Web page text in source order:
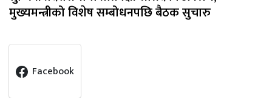
मुख्यमन्त्रीको विशेष सम्बोधनपछि बैठक सुचारु
Facebook